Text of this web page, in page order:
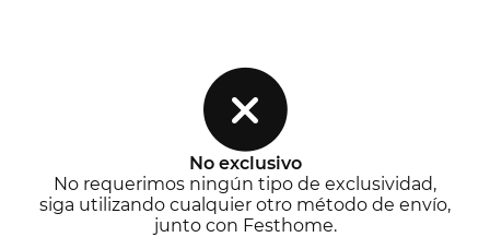
No exclusivo
No requerimos ningún tipo de exclusividad,
siga utilizando cualquier otro método de envío,
junto con Festhome.